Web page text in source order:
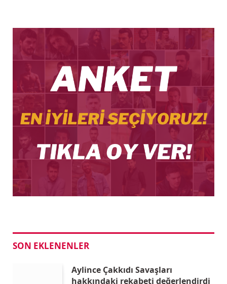
SON EKLENENLER
Aylince Çakkıdı Savaşları
hakkındaki rekabeti değerlendirdi